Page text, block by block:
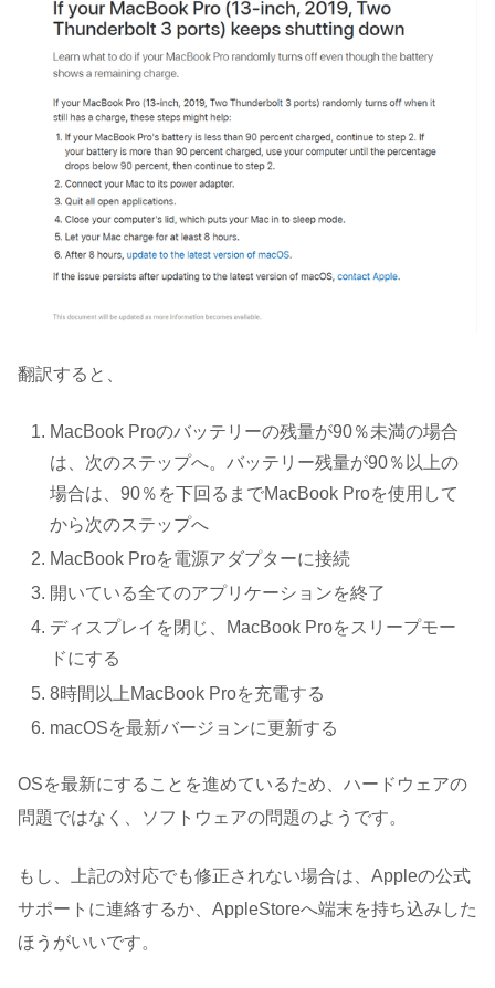
翻訳すると、
MacBook Proのバッテリーの残量が90％未満の場合
は、次のステップへ。バッテリー残量が90％以上の
場合は、90％を下回るまでMacBook Proを使用して
から次のステップへ
MacBook Proを電源アダプターに接続
開いている全てのアプリケーションを終了
ディスプレイを閉じ、MacBook Proをスリープモー
ドにする
8時間以上MacBook Proを充電する
macOSを最新バージョンに更新する
OSを最新にすることを進めているため、ハードウェアの
問題ではなく、ソフトウェアの問題のようです。
もし、上記の対応でも修正されない場合は、Appleの公式
サポートに連絡するか、AppleStoreへ端末を持ち込みした
ほうがいいです。